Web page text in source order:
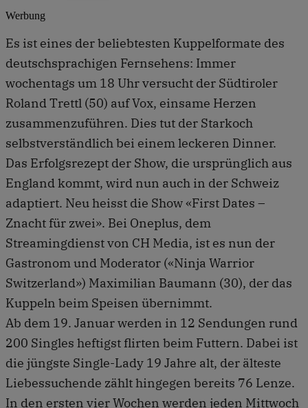
Werbung
Es ist eines der beliebtesten Kuppelformate des
deutschsprachigen Fernsehens: Immer
wochentags um 18 Uhr versucht der Südtiroler
Roland Trettl (50) auf Vox, einsame Herzen
zusammenzuführen. Dies tut der Starkoch
selbstverständlich bei einem leckeren Dinner.
Das Erfolgsrezept der Show, die ursprünglich aus
England kommt, wird nun auch in der Schweiz
adaptiert. Neu heisst die Show «First Dates –
Znacht für zwei». Bei Oneplus, dem
Streamingdienst von CH Media, ist es nun der
Gastronom und Moderator («Ninja Warrior
Switzerland») Maximilian Baumann (30), der das
Kuppeln beim Speisen übernimmt.
Ab dem 19. Januar werden in 12 Sendungen rund
200 Singles heftigst flirten beim Futtern. Dabei ist
die jüngste Single-Lady 19 Jahre alt, der älteste
Liebessuchende zählt hingegen bereits 76 Lenze.
In den ersten vier Wochen werden jeden Mittwoch